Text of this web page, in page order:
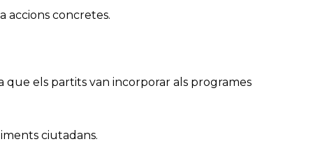
accions concretes.
els partits van incorporar als programes
ciutadans.